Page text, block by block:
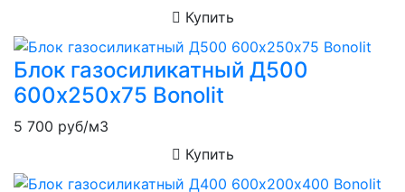
Купить
Блок газосиликатный Д500
600х250х75 Bonolit
5 700 руб/м3
Купить